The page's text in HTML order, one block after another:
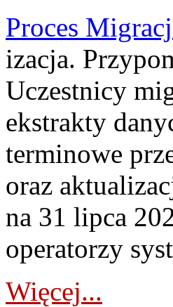
Proces
izacja.
Uczestnicy
ekstrakty
terminowe
oraz
na 31 lipca
operatorzy
Więcej...